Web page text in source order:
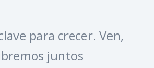
para crecer. Ven,
juntos